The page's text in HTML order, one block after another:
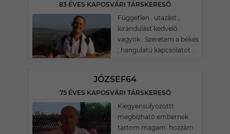
83 ÉVES KAPOSVÁRI TÁRSKERESŐ
Független . utazást ,
kirándulást kedvelő
vagyok . Szeretem a békés
, hangulatú kapcsolatot . .
JÓZSEF64
75 ÉVES KAPOSVÁRI TÁRSKERESŐ
Kíegyensulyozottt
megbízható embernek
tartom magam. hozzám